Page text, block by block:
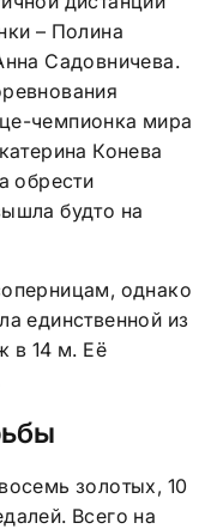
– Полина
Садовничева.
чемпионка мира
Конева
обрести
будто на
однако
единственной из
в 14 м. Её
золотых, 10
Всего на